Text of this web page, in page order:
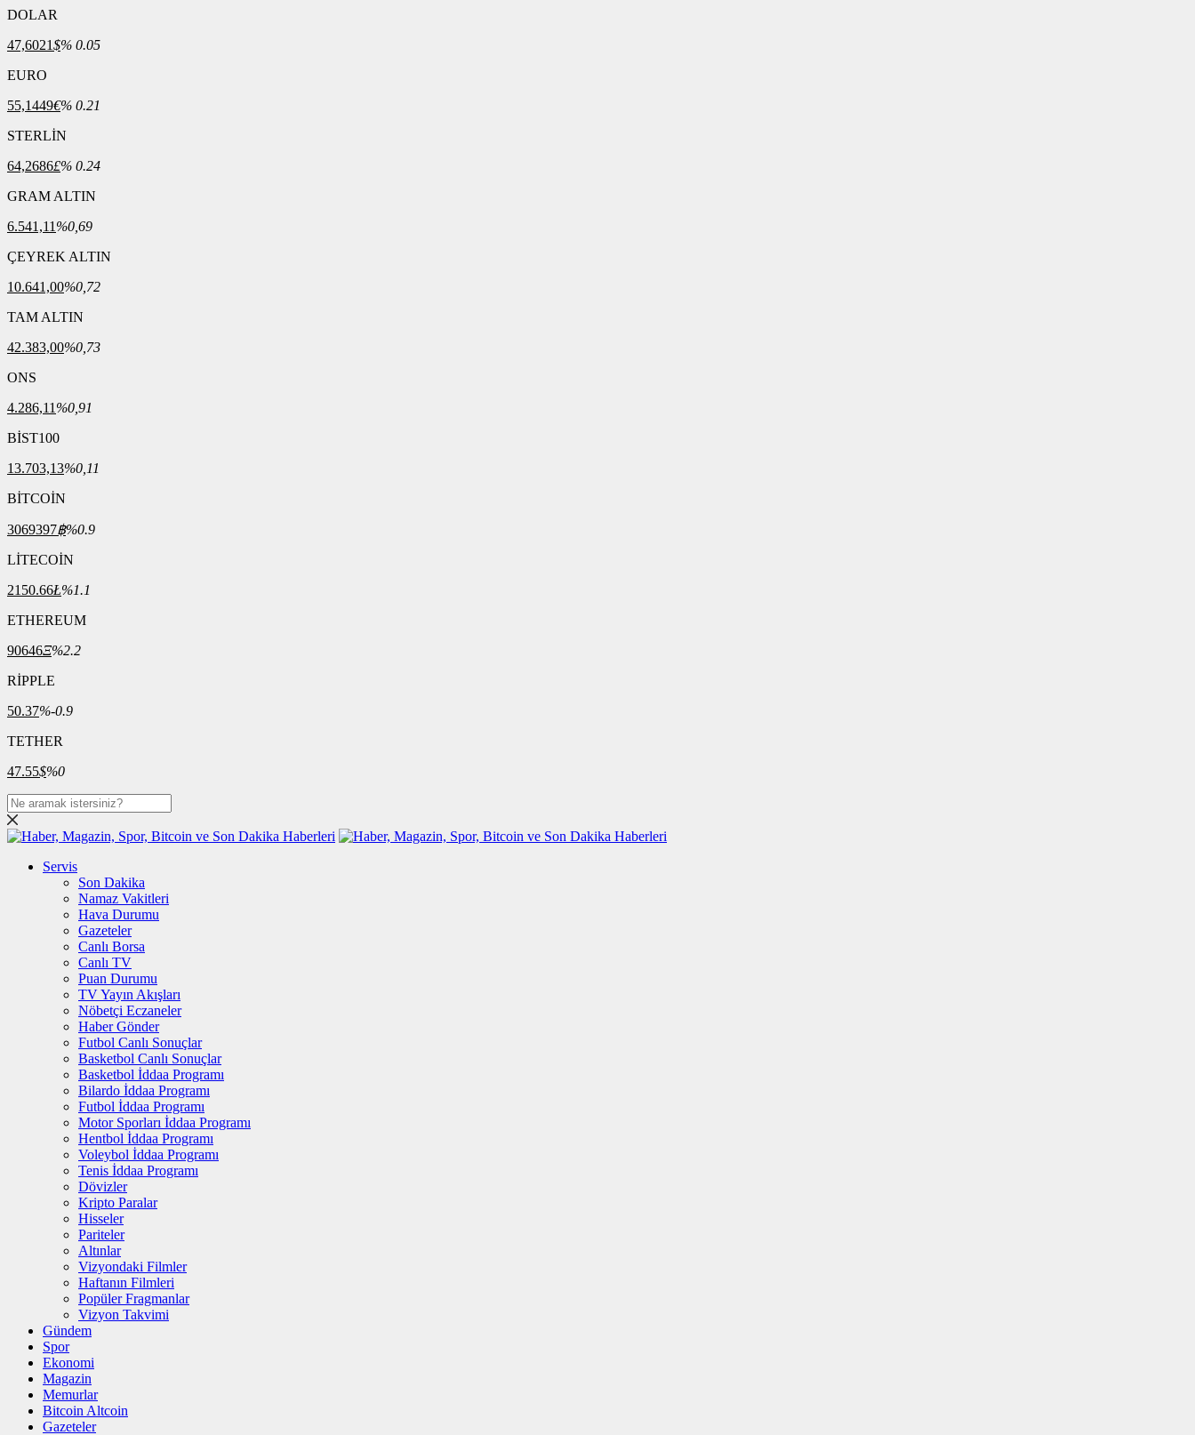
DOLAR
47,6021$% 0.05
EURO
55,1449€% 0.21
STERLİN
64,2686£% 0.24
GRAM ALTIN
6.541,11 %0,69
ÇEYREK ALTIN
10.641,00%0,72
TAM ALTIN
42.383,00%0,73
ONS
4.286,11 %0,91
BİST100
13.703,13%0,11
BİTCOİN
3069397฿%0.9
LİTECOİN
2150.66Ł%1.1
ETHEREUM
90646Ξ%2.2
RİPPLE
50.37%-0.9
TETHER
47.55$%0
Servis
Son Dakika
Namaz Vakitleri
Hava Durumu
Gazeteler
Canlı Borsa
Canlı TV
Puan Durumu
TV Yayın Akışları
Nöbetçi Eczaneler
Haber Gönder
Futbol Canlı Sonuçlar
Basketbol Canlı Sonuçlar
Basketbol İddaa Programı
Bilardo İddaa Programı
Futbol İddaa Programı
Motor Sporları İddaa Programı
Hentbol İddaa Programı
Voleybol İddaa Programı
Tenis İddaa Programı
Dövizler
Kripto Paralar
Hisseler
Pariteler
Altınlar
Vizyondaki Filmler
Haftanın Filmleri
Popüler Fragmanlar
Vizyon Takvimi
Gündem
Spor
Ekonomi
Magazin
Memurlar
Bitcoin Altcoin
Gazeteler